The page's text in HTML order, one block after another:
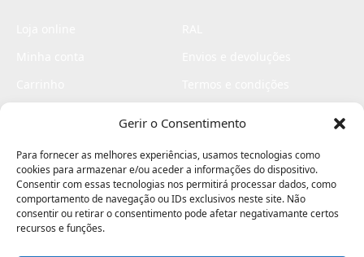
Gerir o Consentimento
Para fornecer as melhores experiências, usamos tecnologias como
cookies para armazenar e/ou aceder a informações do dispositivo.
Consentir com essas tecnologias nos permitirá processar dados, como
comportamento de navegação ou IDs exclusivos neste site. Não
consentir ou retirar o consentimento pode afetar negativamante certos
recursos e funções.
Livro de elogios